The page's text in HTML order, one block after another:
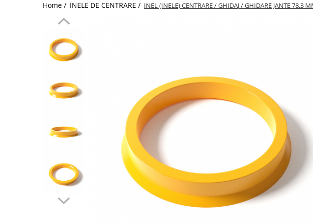
Home / INELE DE CENTRARE / INEL (INELE) CENTRARE / GHIDAJ / GHIDARE JANTE 78.3